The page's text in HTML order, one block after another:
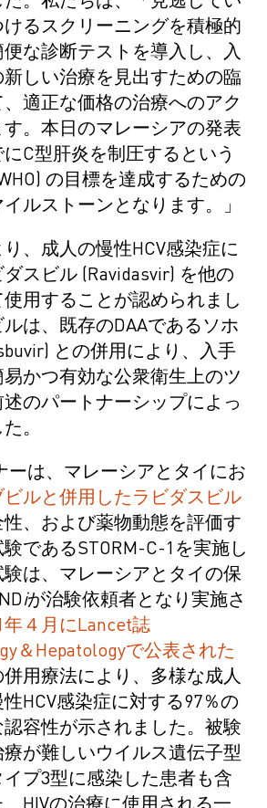
るスクリーニングを積極的
な診断テストを導入し、入
しい治療を見出すための臨
適正な価格の治療へのアク
。本日のマレーシアの発表
C型肝炎を制圧するという
の目標を達成するための
ルストーンとなります。」
、成人の慢性HCV感染症に
スビル (Ravidasvir) を他の
用することが認められまし
は、既存のDAAであるソホ
との併用により、入手
かつ有効な公衆衛生上のツ
のパートナーシップによっ
。
ーは、マレーシアとタイにお
ビルと併用したラビダスビル
、および薬物動態を評価す
であるSTORM-C-1を実施し
験は、マレーシアとタイの保
iが治験依頼者となり実施さ
年４月にLancet誌
＆Hepatologyで公表された
併用療法により、多様な成人
HCV感染症に対する97％の
容性が示されました。被験
が難しいウイルス遺伝子型
プ3型に感染した患者も含